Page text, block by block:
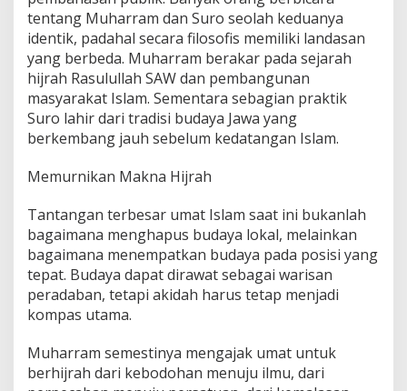
tentang Muharram dan Suro seolah keduanya
identik, padahal secara filosofis memiliki landasan
yang berbeda. Muharram berakar pada sejarah
hijrah Rasulullah SAW dan pembangunan
masyarakat Islam. Sementara sebagian praktik
Suro lahir dari tradisi budaya Jawa yang
berkembang jauh sebelum kedatangan Islam.
Memurnikan Makna Hijrah
Tantangan terbesar umat Islam saat ini bukanlah
bagaimana menghapus budaya lokal, melainkan
bagaimana menempatkan budaya pada posisi yang
tepat. Budaya dapat dirawat sebagai warisan
peradaban, tetapi akidah harus tetap menjadi
kompas utama.
Muharram semestinya mengajak umat untuk
berhijrah dari kebodohan menuju ilmu, dari